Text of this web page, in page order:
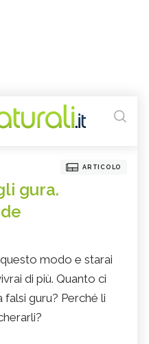
ARTICOLO
gura.
questo modo e starai
di più. Quanto ci
guru? Perché li